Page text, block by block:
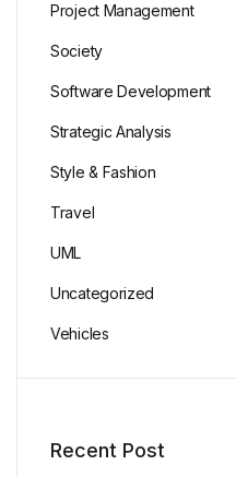
Project Management
Society
Software Development
Strategic Analysis
Style & Fashion
Travel
UML
Uncategorized
Vehicles
Recent Post